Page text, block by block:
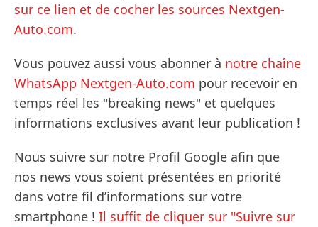
sur ce lien et de cocher les sources Nextgen-
Auto.com.
Vous pouvez aussi vous abonner à notre chaîne
WhatsApp Nextgen-Auto.com pour recevoir en
temps réel les "breaking news" et quelques
informations exclusives avant leur publication !
Nous suivre sur notre Profil Google afin que
nos news vous soient présentées en priorité
dans votre fil d’informations sur votre
smartphone ! Il suffit de cliquer sur "Suivre sur